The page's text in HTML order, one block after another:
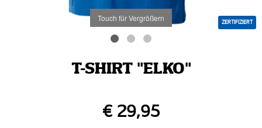
Touch für Vergrößern ZERTIFIZIERT
T-SHIRT "ELKO"
€ 29,95